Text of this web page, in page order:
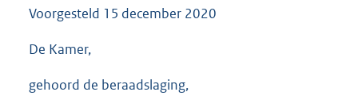
5
Voorgesteld 15 december 2020
De Kamer,
gehoord de beraadslaging,